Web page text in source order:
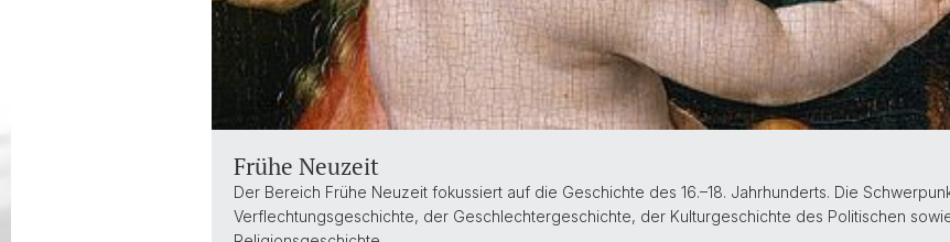
Frühe Neuzeit
Der Bereich Frühe Neuzeit fokussiert auf die Geschichte des 16.–18. Jahrhunderts. Die
Verflechtungsgeschichte, der Geschlechtergeschichte, der Kulturgeschichte des Politischen